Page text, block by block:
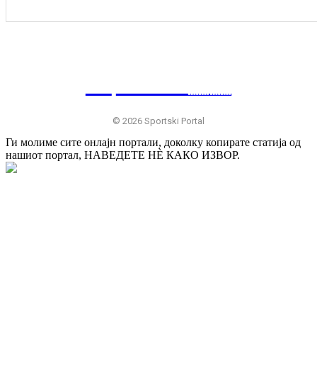
© 2026 Sportski Portal
Ги молиме сите онлајн портали, доколку копирате статија од
нашиот портал, НАВЕДЕТЕ НÈ КАКО ИЗВОР.